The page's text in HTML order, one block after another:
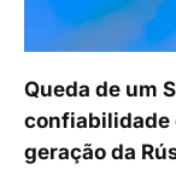
Queda de um
confiabilidade
geração da